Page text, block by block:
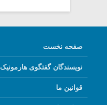
صفحه نخست
نویسندگان گفتگوی هارمونیک
قوانین ما